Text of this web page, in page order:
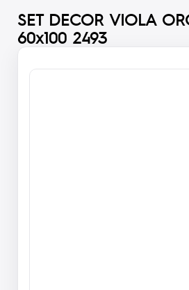
SET DECOR VIOLA
60x100 2493